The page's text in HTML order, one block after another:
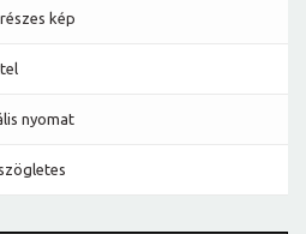
kép
nyomat